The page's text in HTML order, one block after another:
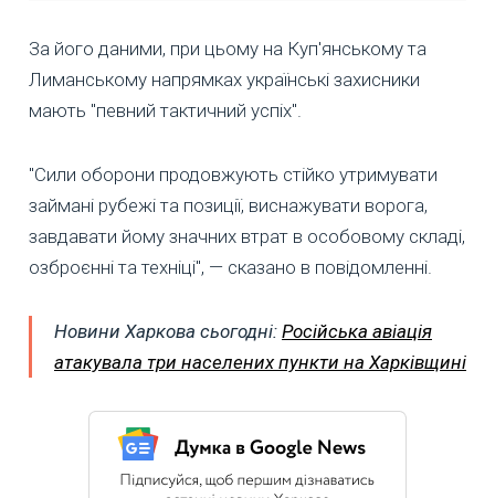
За його даними, при цьому на Куп'янському та
Лиманському напрямках українські захисники
мають "певний тактичний успіх".
"Сили оборони продовжують стійко утримувати
займані рубежі та позиції, виснажувати ворога,
завдавати йому значних втрат в особовому складі,
озброєнні та техніці", — сказано в повідомленні.
Новини Харкова сьогодні: Російська авіація
атакувала три населених пункти на Харківщині